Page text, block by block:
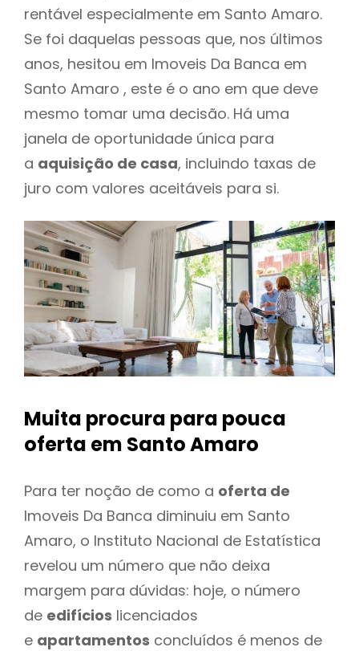
rentável especialmente em Santo Amaro.
Se foi daquelas pessoas que, nos últimos
anos, hesitou em Imoveis Da Banca em
Santo Amaro , este é o ano em que deve
mesmo tomar uma decisão. Há uma
janela de oportunidade única para
a aquisição de casa, incluindo taxas de
juro com valores aceitáveis para si.
Muita procura para pouca
oferta em Santo Amaro
Para ter noção de como a oferta de
Imoveis Da Banca diminuiu em Santo
Amaro, o Instituto Nacional de Estatística
revelou um número que não deixa
margem para dúvidas: hoje, o número
de edifícios licenciados
e apartamentos concluídos é menos de